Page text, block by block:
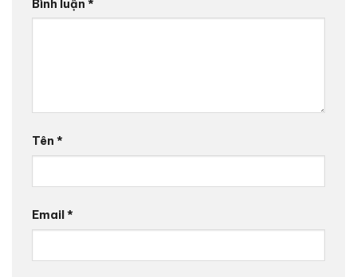
Bình luận *
Tên *
Email*